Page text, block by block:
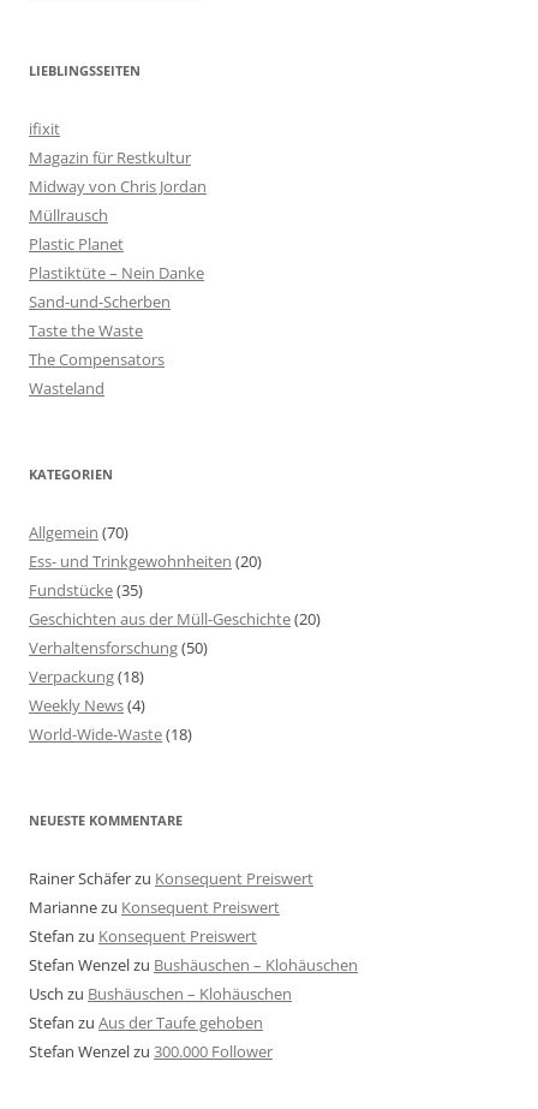
LIEBLINGSSEITEN
ifixit
Magazin für Restkultur
Midway von Chris Jordan
Müllrausch
Plastic Planet
Plastiktüte – Nein Danke
Sand-und-Scherben
Taste the Waste
The Compensators
Wasteland
KATEGORIEN
Allgemein (70)
Ess- und Trinkgewohnheiten (20)
Fundstücke(35)
Geschichten aus der Müll-Geschichte(20)
Verhaltensforschung(50)
Verpackung(18)
Weekly News(4)
World-Wide-Waste(18)
NEUESTE KOMMENTARE
Rainer Schäferzu Konsequent Preiswert
Mariannezu Konsequent Preiswert
Stefan zu Konsequent Preiswert
Stefan Wenzelzu Bushäuschen – Klohäuschen
Usch zu Bushäuschen – Klohäuschen
Stefan zu Aus der Taufe gehoben
Stefan Wenzelzu 300.000 Follower